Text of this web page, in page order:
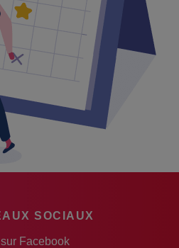
SOCIAUX
Facebook